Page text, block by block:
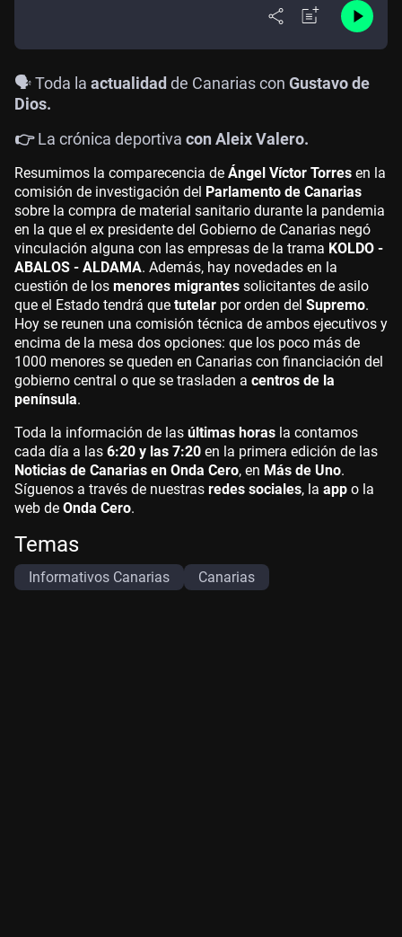
🗣️ Toda la actualidad de Canarias con Gustavo de
Dios.
👉La crónica deportiva con Aleix Valero.
Resumimos la comparecencia de Ángel Víctor Torres en la
comisión de investigación del Parlamento de Canarias
sobre la compra de material sanitario durante la pandemia
en la que el ex presidente del Gobierno de Canarias negó
vinculación alguna con las empresas de la trama KOLDO -
ABALOS - ALDAMA. Además, hay novedades en la
cuestión de los menores migrantes solicitantes de asilo
que el Estado tendrá que tutelar por orden del Supremo.
Hoy se reunen una comisión técnica de ambos ejecutivos y
encima de la mesa dos opciones: que los poco más de
1000 menores se queden en Canarias con financiación del
gobierno central o que se trasladen a centros de la
península.
Toda la información de las últimas horas la contamos
cada día a las 6:20 y las 7:20 en la primera edición de las
Noticias de Canarias en Onda Cero, en Más de Uno.
Síguenos a través de nuestras redes sociales, la app o la
web de Onda Cero.
Temas
Informativos Canarias Canarias